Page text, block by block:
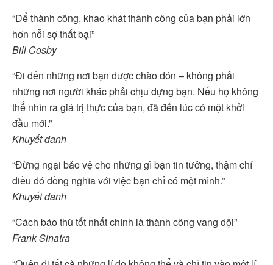
“Để thành công, khao khát thành công của bạn phải lớn
hơn nỗi sợ thất bại”
Bill Cosby
“Đi đến những nơi bạn được chào đón – không phải
những nơi người khác phải chịu đựng bạn. Nếu họ không
thể nhìn ra giá trị thực của bạn, đã đến lúc có một khởi
đầu mới.”
Khuyết danh
“Đừng ngại bảo vệ cho những gì bạn tin tưởng, thậm chí
điều đó đồng nghĩa với việc bạn chỉ có một mình.”
Khuyết danh
“Cách báo thù tốt nhất chính là thành công vang dội”
Frank Sinatra